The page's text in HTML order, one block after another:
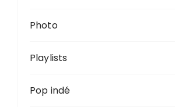
Photo
Playlists
Pop indé